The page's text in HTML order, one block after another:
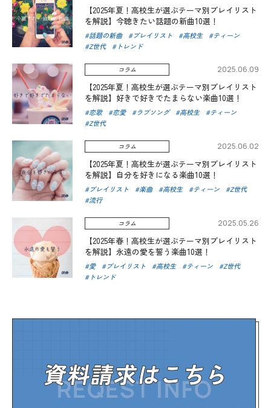
【2025年夏！高校生が選ぶテーマ別プレイリスト
を解説】今聴きたい話題の新曲10選！
話題の新曲 プレイリスト 高校生
ティーン
Z世代
トレンド
コラム 2025.06.09
【2025年夏！高校生が選ぶテーマ別プレイリスト
を解説】好きで好きでたまらない楽曲10選！
恋歌 恋愛 ラブソング 高校生
ティーン
Z世代
コラム 2025.06.02
【2025年夏！高校生が選ぶテーマ別プレイリスト
を解説】自分を好きになる楽曲10選！
プレイリスト 楽曲 高校生 ティーン
Z世代
流行
コラム 2025.05.26
【2025年春！高校生が選ぶテーマ別プレイリスト
を解説】永遠の愛を誓う楽曲10選！
愛 プレイリスト 高校生 ティーン
Z世代
トレンド